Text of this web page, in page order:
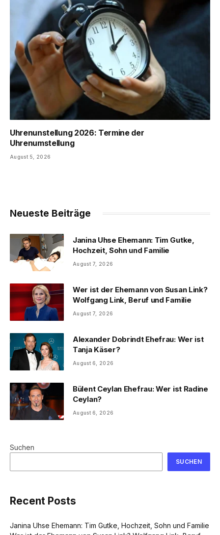
Uhrenunstellung 2026: Termine der
Uhrenumstellung
August 5, 2026
Neueste Beiträge
Janina Uhse Ehemann: Tim Gutke,
Hochzeit, Sohn und Familie
August 7, 2026
Wer ist der Ehemann von Susan Link?
Wolfgang Link, Beruf und Familie
August 7, 2026
Alexander Dobrindt Ehefrau: Wer ist
Tanja Käser?
August 6, 2026
Bülent Ceylan Ehefrau: Wer ist Radine
Ceylan?
August 6, 2026
Suchen
SUCHEN
Recent Posts
Janina Uhse Ehemann: Tim Gutke, Hochzeit, Sohn und Familie